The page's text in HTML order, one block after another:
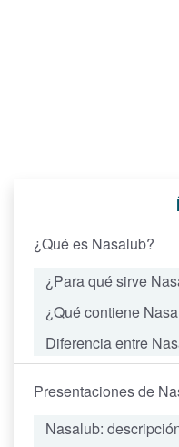
¿Qué es Nasalub?
¿Para qué sirve
¿Qué contiene
Diferencia entre
Presentaciones de
Nasalub: